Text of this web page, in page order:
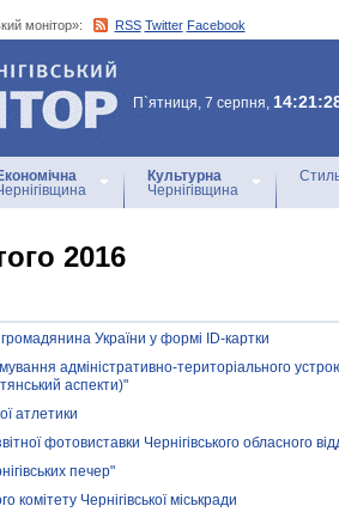
монітор»: RSS Twitter Facebook
монітор»
П`ятниця, 7 серпня,
Культурна
Чернігівщина
2016
України у формі ІD-картки
адміністративно-територіального устрою
аспекти)"
атлетики
фотовиставки Чернігівського обласного
печер"
комітету Чернігівської міськради